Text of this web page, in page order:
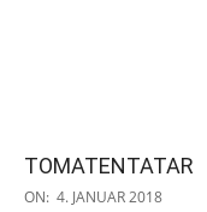
TOMATENTATAR
2018-
ON: 4. JANUAR 2018